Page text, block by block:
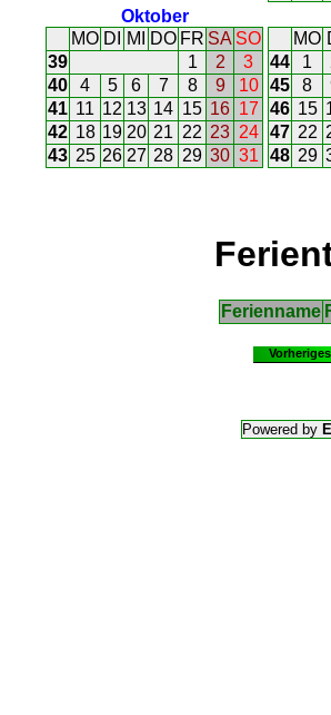
Oktober
MO DI MI DO FR SA SO
39
1 2
3
40
4 5 6 7 8 9
10
41 11 12 13 14 15 16 17
42 18 19 20 21 22 23 24
43 25 26 27 28 29 30 31
MO
44
1
45
8
46 15
47 22
48 29
Ferienname
Powered by